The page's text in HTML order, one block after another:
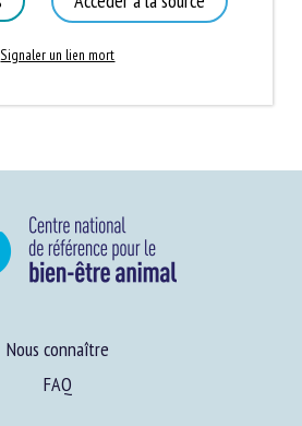
Signaler un lien mort
Nous connaître
FAQ